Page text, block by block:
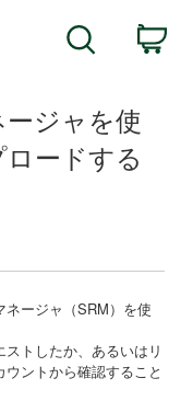
Search
ジャを使
ードする
ージャ（SRM）を使
トしたか、あるいはリ
ントから確認すること